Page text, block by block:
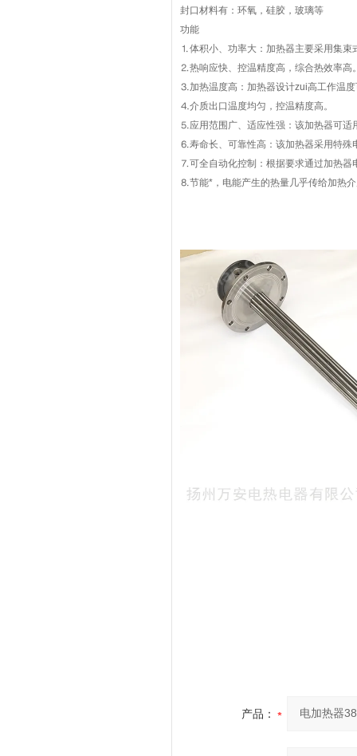
封口材料有：环氧，硅胶，玻璃等
功能
⒈体积小、功率大：加热器主要采用集束
⒉热响应快、控温精度高，综合热效率高
⒊加热温度高：加热器设计zui高工作温
⒋介质出口温度均匀，控温精度高。
⒌应用范围广、适应性强：该加热器可适
⒍寿命长、可靠性高：该加热器采用特殊
⒎可全自动化控制：根据要求通过加热器
⒏节能*，电能产生的热量几乎传给加热
产品：